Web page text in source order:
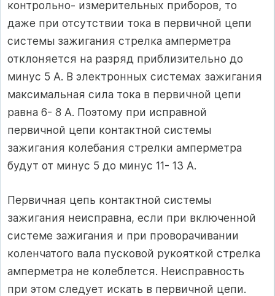
контрольно- измерительных приборов, то
даже при отсутствии тока в первичной цепи
системы зажигания стрелка амперметра
отклоняется на разряд приблизительно до
минус 5 А. В электронных системах зажигания
максимальная сила тока в первичной цепи
равна 6- 8 А. Поэтому при исправной
первичной цепи контактной системы
зажигания колебания стрелки амперметра
будут от минус 5 до минус 11- 13 А.
Первичная цепь контактной системы
зажигания неисправна, если при включенной
системе зажигания и при проворачивании
коленчатого вала пусковой рукояткой стрелка
амперметра не колеблется. Неисправность
при этом следует искать в первичной цепи.